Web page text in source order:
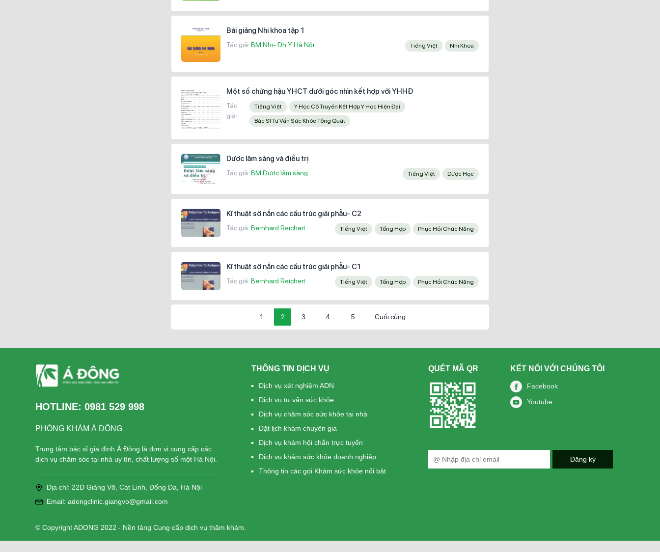
Bài giảng Nhi khoa tập 1
Tác giả: BM Nhi- Đh Y Hà Nội Tiếng Việt Nhi Khoa
Một số chứng hậu YHCT dưới góc nhìn kết hợp với YHHĐ
Tác
giả:
Tiếng Việt Y Học Cổ Truyền Kết Hợp Y Học Hiện Đại
Bác Sĩ Tư Vấn Sức Khỏe Tổng Quát
Dược lâm sàng và điều trị
Tác giả: BM Dược lâm sàng Tiếng Việt Dược Học
Kĩ thuật sờ nắn các cấu trúc giải phẫu- C2
Tác giả: Bernhard Reichert Tiếng Việt Tổng Hợp Phục Hồi Chức Năng
Kĩ thuật sờ nắn các cấu trúc giải phẫu- C1
Tác giả: Bernhard Reichert Tiếng Việt Tổng Hợp Phục Hồi Chức Năng
1 2 3 4 5 Cuối cùng
HOTLINE: 0981 529 998
PHÒNG KHÁM Á ĐÔNG
Trung tâm bác sĩ gia đình Á Đông là đơn vị cung cấp các
dịch vụ chăm sóc tại nhà uy tín, chất lượng số một Hà Nội.
Địa chỉ: 22D Giảng Võ, Cát Linh, Đống Đa, Hà Nội
Email: adongclinic.giangvo@gmail.com
THÔNG TIN DỊCH VỤ
Dịch vụ xét nghiệm ADN
Dịch vụ tư vấn sức khỏe
Dịch vụ chăm sóc sức khỏe tại nhà
Đặt lịch khám chuyên gia
Dịch vụ khám hội chẩn trực tuyến
Dịch vụ khám sức khỏe doanh nghiệp
Thông tin các gói Khám sức khỏe nổi bật
QUÉT MÃ QR KẾT NỐI VỚI CHÚNG TÔI
Facebook
Youtube
© Copyright ADONG 2022 - Nền tảng Cung cấp dịch vụ thăm khám.